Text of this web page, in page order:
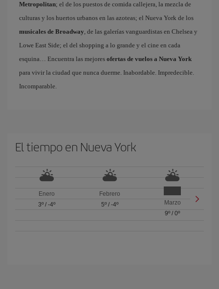
Metropolitan; el de los puestos de comida callejera, la mezcla de
culturas y los huertos urbanos en las azoteas; el Nueva York de los
musicales de Broadway, de las galerías vanguardistas en Chelsea y
Lowe East Side; el del shopping a lo grande y el cine en cada
esquina… Encuentra las mejores ofertas de vuelos a Nueva York
para vivir la ciudad que nunca duerme. Inabordable. Impredecible.
Incomparable.
El tiempo en Nueva York
Enero
3º/ -4º
Febrero
5º/ -4º
Marzo
9º /0º